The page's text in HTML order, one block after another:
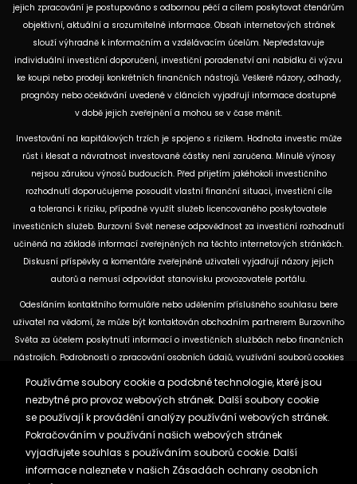
jejich zpracování je postupováno s odbornou péčí a cílem poskytovat čtenářům
objektivní, aktuální a srozumitelné informace. Obsah internetových stránek
slouží výhradně k informačním a vzdělávacím účelům. Nepředstavuje
individuální investiční doporučení, investiční poradenství ani nabídku či výzvu
ke koupi nebo prodeji konkrétních finančních nástrojů. Veškeré názory, odhady,
prognózy nebo očekávání uvedené v článcích vyjadřují informace dostupné
v době jejich zveřejnění a mohou se v čase měnit.
Investování na kapitálových trzích je spojeno s rizikem. Hodnota investic může
růst i klesat a návratnost investované částky není zaručena. Minulé výnosy
nejsou zárukou výnosů budoucích. Před přijetím jakéhokoli investičního
rozhodnutí doporučujeme posoudit vlastní finanční situaci, investiční cíle
a toleranci k riziku, případně využít služeb licencovaného poskytovatele
investičních služeb. Burzovní Svět nenese odpovědnost za investiční rozhodnutí
učiněná na základě informací zveřejněných na těchto internetových stránkách.
Diskusní příspěvky a komentáře zveřejněné uživateli vyjadřují názory jejich
autorů a nemusí odpovídat stanovisku provozovatele portálu.
Odesláním kontaktního formuláře nebo udělením příslušného souhlasu bere
uživatel na vědomí, že může být kontaktován obchodním partnerem Burzovního
Světa za účelem poskytnutí informací o investičních službách nebo finančních
nástrojích. Podrobnosti o zpracování osobních údajů, využívání souborů cookies
dostupných na těchto internetových stránkách. U jednotlivých článků mohou
být uvedeny informace o použitých zdrojích, datu původní analýzy nebo datu,
ke kterému se vztahují uvedené tržní údaje.
Zásady ochrany osobních údajů a cookies
Používáme soubory cookie a podobné technologie, které jsou
nezbytné pro provoz webových stránek. Další soubory cookie
se používají k provádění analýzy používání webových stránek.
Pokračováním v používání našich webových stránek
vyjadřujete souhlas s používáním souborů cookie. Další
informace naleznete v našich Zásadách ochrany osobních